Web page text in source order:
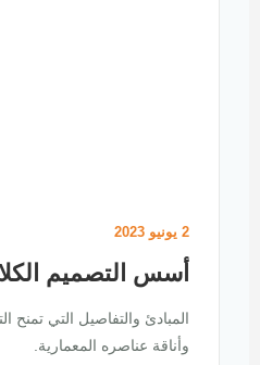
أسس التصميم
المبادئ والتفاصيل التي تمنح
وأناقة عناصره المعمارية.